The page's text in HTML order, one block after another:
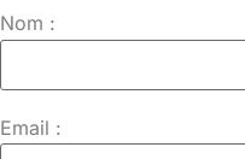
Nom :
Email :